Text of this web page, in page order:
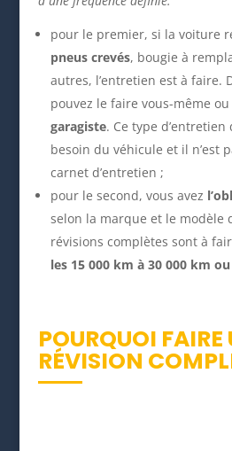
pour le premier, si la voiture
pneus crevés, bougie à
autres, l’entretien est à faire.
pouvez le faire vous-même
garagiste. Ce type
besoin du véhicule et il n’est
carnet d’entretien ;
pour le second, vous avez
selon la marque et le modèle
révisions complètes sont à
les 15 000 km à 30 000 km
POURQUOI FAIRE
RÉVISION